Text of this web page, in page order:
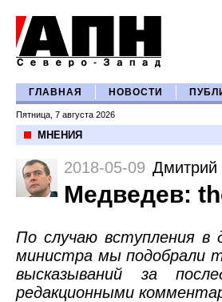
ГЛАВНАЯ НОВОСТИ
Пятница, 7 августа 2026
МНЕНИЯ
2018-05-09
Медведев:
По случаю вступления в
министра мы подобрали
высказываний за
редакционными